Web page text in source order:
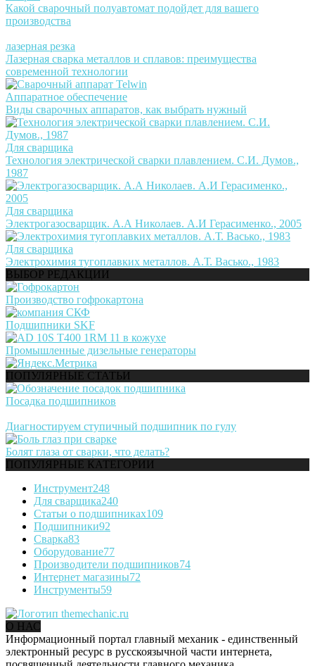
Какой сварочный полуавтомат подойдет для вашего
производства
лазерная резка
Лазерная сварка металлов и сплавов: преимущества
современной технологии
Аппаратное обеспечение
Виды сварочных аппаратов, как выбрать нужный
Для сварщика
Технология электрической сварки плавлением. С.И. Думов.,
1987
Для сварщика
Электрогазосварщик. А.А Николаев. А.И Герасименко., 2005
Для сварщика
Электрохимия тугоплавких металлов. А.Т. Васько., 1983
ВЫБОР РЕДАКЦИИ
Производство гофрокартона
Подшипники SKF
Промышленные дизельные генераторы
ПОПУЛЯРНЫЕ СТАТЬИ
Посадка подшипников
Диагностируем ступичный подшипник по гулу
Болят глаза от сварки, что делать?
ПОПУЛЯРНЫЕ КАТЕГОРИИ
Инструмент248
Для сварщика240
Статьи о подшипниках109
Подшипники92
Сварка83
Оборудование77
Производители подшипников74
Интернет магазины72
Инструменты59
О НАС
Информационный портал главный механик - единственный
электронный ресурс в русскоязычной части интернета,